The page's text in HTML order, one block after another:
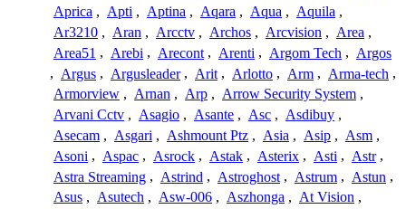
Aprica , Apti , Aptina , Aqara , Aqua , Aquila ,
Ar3210 , Aran , Arcctv , Archos , Arcvision , Area ,
Area51 , Arebi , Arecont , Arenti , Argom Tech , Argos
, Argus , Argusleader , Arit , Arlotto , Arm , Arma-tech ,
Armorview , Arnan , Arp , Arrow Security System ,
Arvani Cctv , Asagio , Asante , Asc , Asdibuy ,
Asecam , Asgari , Ashmount Ptz , Asia , Asip , Asm ,
Asoni , Aspac , Asrock , Astak , Asterix , Asti , Astr ,
Astra Streaming , Astrind , Astroghost , Astrum , Astun ,
Asus , Asutech , Asw-006 , Aszhonga , At Vision ,